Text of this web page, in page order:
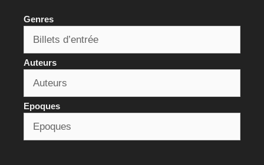
Genres
Auteurs
Epoques